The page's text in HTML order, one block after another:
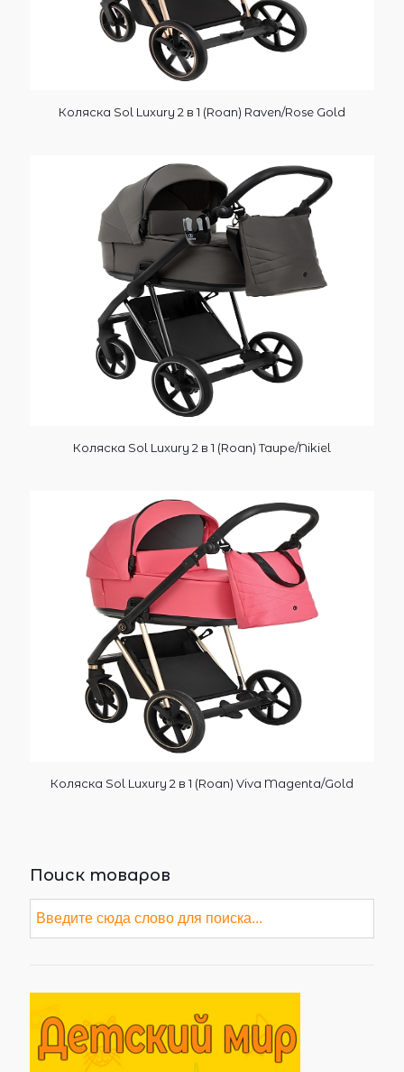
Коляска Sol Luxury 2 в 1 (Roan) Raven/Rose Gold
Коляска Sol Luxury 2 в 1 (Roan) Taupe/Nikiel
Коляска Sol Luxury 2 в 1 (Roan) Viva Magenta/Gold
Поиск товаров